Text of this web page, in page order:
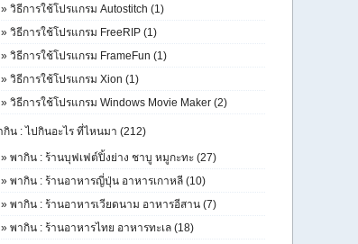
» วิธีการใช้โปรแกรม Autostitch (1)
» วิธีการใช้โปรแกรม FreeRIP (1)
» วิธีการใช้โปรแกรม FrameFun (1)
» วิธีการใช้โปรแกรม Xion (1)
» วิธีการใช้โปรแกรม Windows Movie Maker (2)
กิน : ไปกินอะไร ที่ไหนมา (212)
» พากิน : ร้านบุฟเฟต์ปิ้งย่าง ชาบู หมูกะทะ (27)
» พากิน : ร้านอาหารญี่ปุ่น อาหารเกาหลี (10)
» พากิน : ร้านอาหารเวียดนาม อาหารอีสาน (7)
» พากิน : ร้านอาหารไทย อาหารทะเล (18)